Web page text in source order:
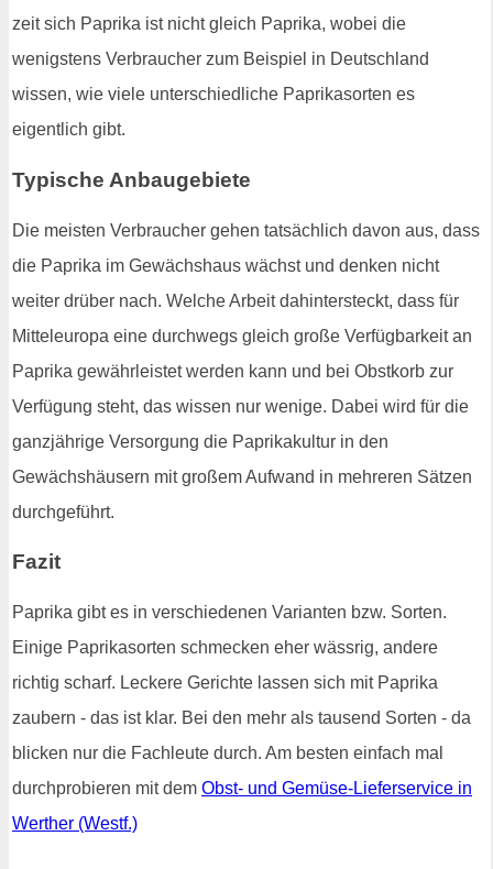
zeit sich Paprika ist nicht gleich Paprika, wobei die
wenigstens Verbraucher zum Beispiel in Deutschland
wissen, wie viele unterschiedliche Paprikasorten es
eigentlich gibt.
Typische Anbaugebiete
Die meisten Verbraucher gehen tatsächlich davon aus, dass
die Paprika im Gewächshaus wächst und denken nicht
weiter drüber nach. Welche Arbeit dahintersteckt, dass für
Mitteleuropa eine durchwegs gleich große Verfügbarkeit an
Paprika gewährleistet werden kann und bei Obstkorb zur
Verfügung steht, das wissen nur wenige. Dabei wird für die
ganzjährige Versorgung die Paprikakultur in den
Gewächshäusern mit großem Aufwand in mehreren Sätzen
durchgeführt.
Fazit
Paprika gibt es in verschiedenen Varianten bzw. Sorten.
Einige Paprikasorten schmecken eher wässrig, andere
richtig scharf. Leckere Gerichte lassen sich mit Paprika
zaubern - das ist klar. Bei den mehr als tausend Sorten - da
blicken nur die Fachleute durch. Am besten einfach mal
durchprobieren mit dem Obst- und Gemüse-Lieferservice in
Werther (Westf.)